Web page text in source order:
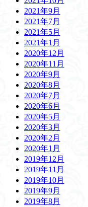
2021年9月
2021年7月
2021年5月
2021年1月
2020年12月
2020年11月
2020年9月
2020年8月
2020年7月
2020年6月
2020年5月
2020年3月
2020年2月
2020年1月
2019年12月
2019年11月
2019年10月
2019年9月
2019年8月